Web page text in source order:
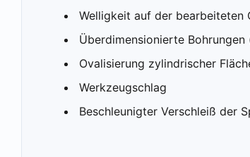
Welligkeit auf der bearbeiteten
Überdimensionierte Bohrungen
Ovalisierung zylindrischer
Werkzeugschlag
Beschleunigter Verschleiß der